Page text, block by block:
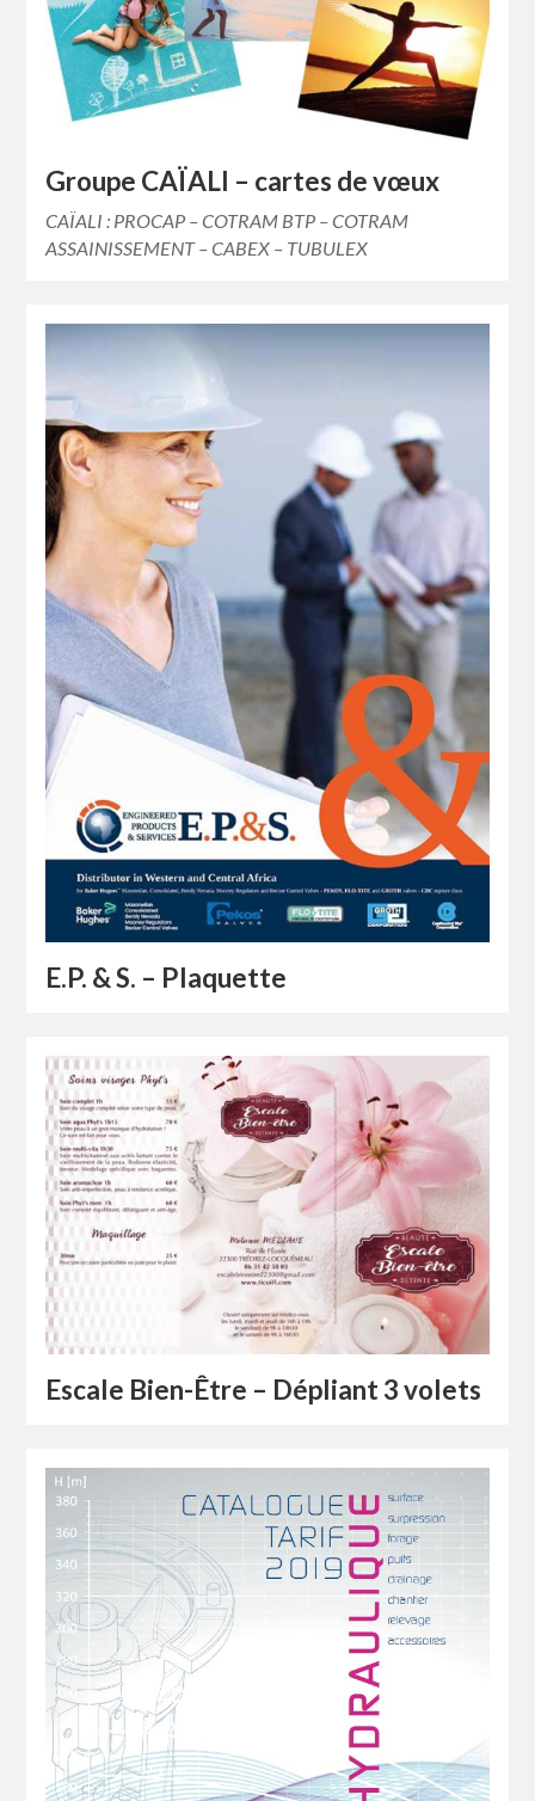
Groupe CAÏALI – cartes de vœux
CAÏALI : PROCAP – COTRAM BTP – COTRAM
ASSAINISSEMENT – CABEX – TUBULEX
E.P. & S. – Plaquette
Escale Bien-Être – Dépliant 3 volets